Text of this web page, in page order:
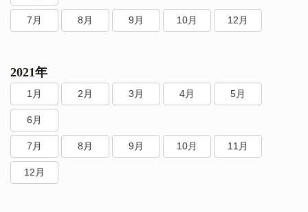
7月 8月 9月 10月 12月
2021年
1月 2月 3月 4月 5月
6月
7月 8月 9月 10月 11月
12月